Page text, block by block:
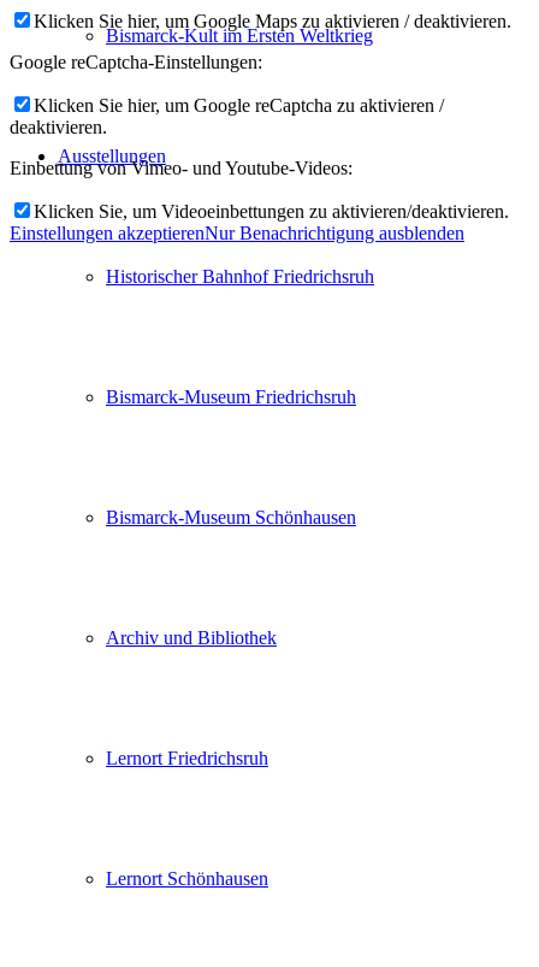
Bismarck-Kult im Ersten Weltkrieg
Ausstellungen
Historischer Bahnhof Friedrichsruh
Bismarck-Museum Friedrichsruh
Bismarck-Museum Schönhausen
Archiv und Bibliothek
Lernort Friedrichsruh
Lernort Schönhausen
Klicken Sie hier, um Google Maps zu aktivieren / deaktivieren.
Google reCaptcha-Einstellungen:
Klicken Sie hier, um Google reCaptcha zu aktivieren /
deaktivieren.
Einbettung von Vimeo- und Youtube-Videos:
Klicken Sie, um Videoeinbettungen zu aktivieren/deaktivieren.
Einstellungen akzeptierenNur Benachrichtigung ausblenden